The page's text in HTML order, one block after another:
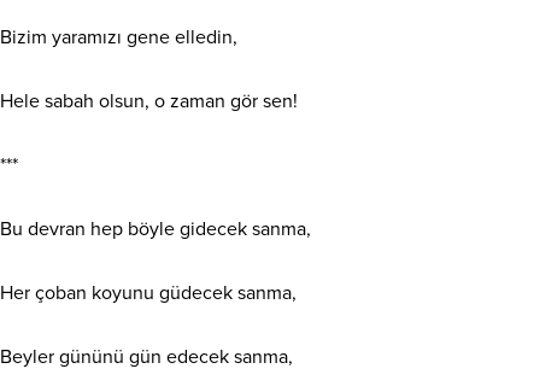
Bizim yaramızı gene elledin,
Hele sabah olsun, o zaman gör sen!
***
Bu devran hep böyle gidecek sanma,
Her çoban koyunu güdecek sanma,
Beyler gününü gün edecek sanma,